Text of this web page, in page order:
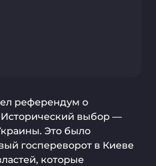
референдум о
выбор —
Это было
госпереворот в Киеве
которые